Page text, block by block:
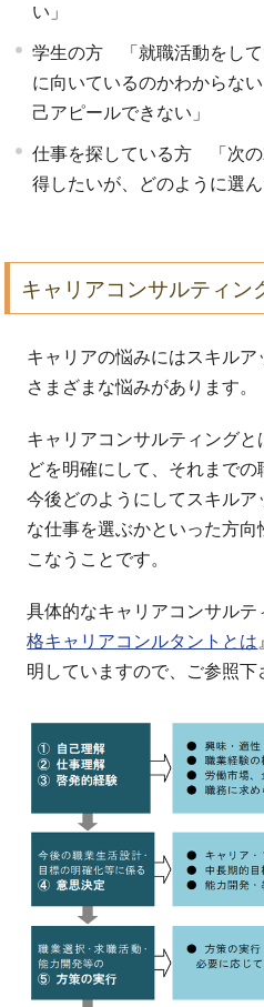
い」
学生の方 「就職活動をし
に向いているのかわからな
己アピールできない」
仕事を探している方 「次の
得したいが、どのように選
キャリアコンサルティン
キャリアの悩みにはスキル
さまざまな悩みがあります。
キャリアコンサルティング
どを明確にして、それまでの
今後どのようにしてスキルア
な仕事を選ぶかといった方
こなうことです。
具体的なキャリアコンサルテ
格キャリアコンルタントとは
明していますので、ご参照下